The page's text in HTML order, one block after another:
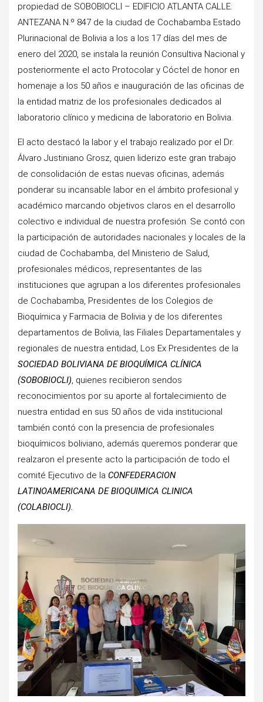
propiedad de SOBOBIOCLI – EDIFICIO ATLANTA CALLE:
ANTEZANA N.º 847 de la ciudad de Cochabamba Estado
Plurinacional de Bolivia a los a los 17 días del mes de
enero del 2020, se instala la reunión Consultiva Nacional y
posteriormente el acto Protocolar y Cóctel de honor en
homenaje a los 50 años e inauguración de las oficinas de
la entidad matriz de los profesionales dedicados al
laboratorio clínico y medicina de laboratorio en Bolivia.
El acto destacó la labor y el trabajo realizado por el Dr.
Álvaro Justiniano Grosz, quien liderizo este gran trabajo
de consolidación de estas nuevas oficinas, además
ponderar su incansable labor en el ámbito profesional y
académico marcando objetivos claros en el desarrollo
colectivo e individual de nuestra profesión. Se contó con
la participación de autoridades nacionales y locales de la
ciudad de Cochabamba, del Ministerio de Salud,
profesionales médicos, representantes de las
instituciones que agrupan a los diferentes profesionales
de Cochabamba, Presidentes de los Colegios de
Bioquímica y Farmacia de Bolivia y de los diferentes
departamentos de Bolivia, las Filiales Departamentales y
regionales de nuestra entidad, Los Ex Presidentes de la
SOCIEDAD BOLIVIANA DE BIOQUÍMICA CLÍNICA
(SOBOBIOCLI), quienes recibieron sendos
reconocimientos por su aporte al fortalecimiento de
nuestra entidad en sus 50 años de vida institucional
también contó con la presencia de profesionales
bioquímicos boliviano, además queremos ponderar que
realzaron el presente acto la participación de todo el
comité Ejecutivo de la CONFEDERACION
LATINOAMERICANA DE BIOQUIMICA CLINICA
(COLABIOCLI).